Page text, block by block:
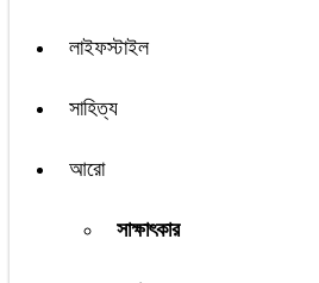
লাইফস্টাইল
সাহিত্য
আরো
সাক্ষাৎকার